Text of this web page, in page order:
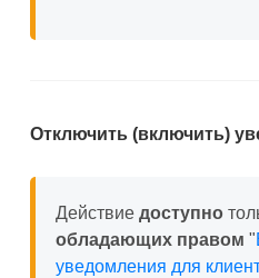
Отключить (включить)
Действие доступно
обладающих правом "
уведомления для